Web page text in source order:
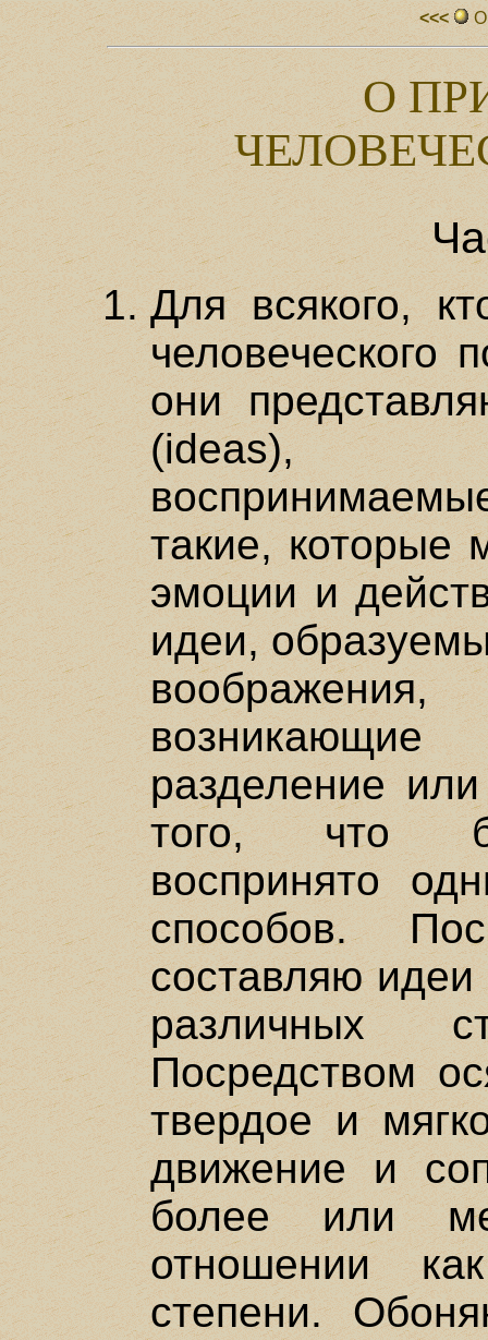
<<<
О
Для всякого,
человеческого
они
(ideas),
такие, которые
эмоции и
идеи,
разделение
того, что
воспринято
способов.
составляю
различных
Посредством
твердое и
движение и
более или
отношении
степени.